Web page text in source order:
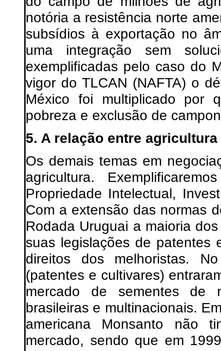
notória a resistência norte
subsídios à exportação no
uma integração sem
exemplificadas pelo caso do
vigor do TLCAN (NAFTA) o
México foi multiplicado por
pobreza e exclusão de
5. A relação entre
Os demais temas em
agricultura.
Propriedade Intelectual,
Com a extensão das normas
Rodada Uruguai a maioria
suas legislações de patentes
direitos dos melhoristas.
(patentes e cultivares)
mercado de sementes de
brasileiras e multinacionais.
americana Monsanto não
mercado, sendo que em